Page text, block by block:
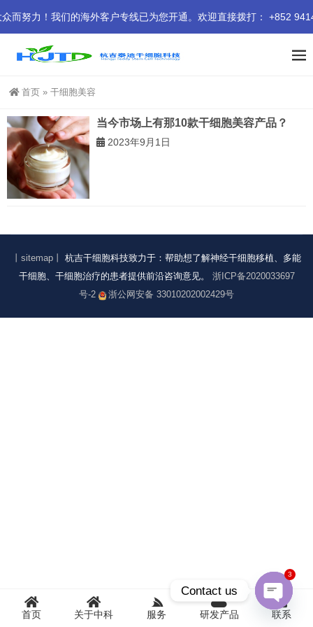
努力！我们的海外客户专线已为您开通。欢迎直接拨打： +852
首页 » 干细胞美容
当今市场上有那10款干细胞美容产品？
2023年9月1日
丨sitemap丨
杭吉干细胞科技致力于：帮助想了解神经干细胞移植、多能
干细胞、干细胞治疗的患者提供前沿咨询意见。 浙ICP备2020033697
号-2
浙公网安备 33010202002429号
首页 关于中科 服务 研发产品 联系
Contact us
Open
3